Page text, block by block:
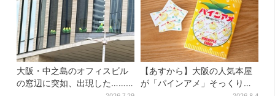
大阪・中之島のオフィスビル
の窓辺に突如、出現した……
【あすから】大阪の人気本屋
が「パインアメ」そっくりの